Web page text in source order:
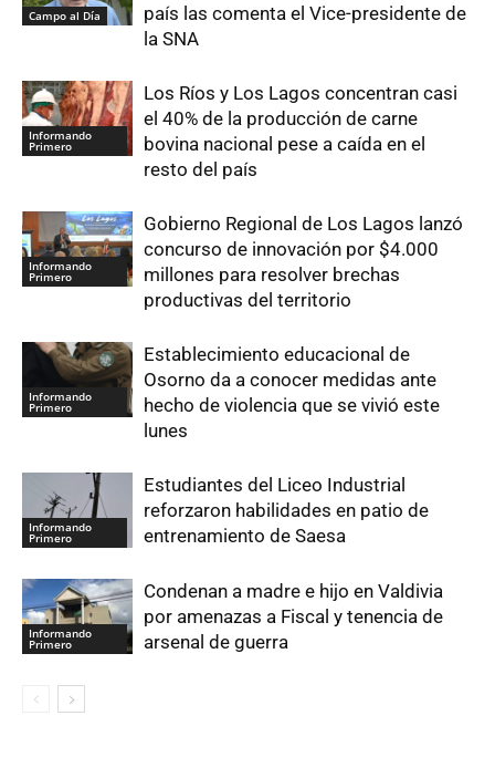
Campo al Día
país las comenta el Vice-presidente de
la SNA
Informando
Primero
Los Ríos y Los Lagos concentran casi
el 40% de la producción de carne
bovina nacional pese a caída en el
resto del país
Informando
Primero
Gobierno Regional de Los Lagos lanzó
concurso de innovación por $4.000
millones para resolver brechas
productivas del territorio
Informando
Primero
Establecimiento educacional de
Osorno da a conocer medidas ante
hecho de violencia que se vivió este
lunes
Informando
Primero
Estudiantes del Liceo Industrial
reforzaron habilidades en patio de
entrenamiento de Saesa
Informando
Primero
Condenan a madre e hijo en Valdivia
por amenazas a Fiscal y tenencia de
arsenal de guerra